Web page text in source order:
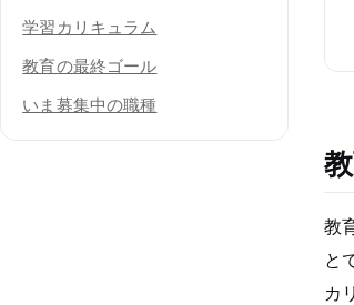
学習カリキュラム
教育の最終ゴール
いま募集中の職種
教
と
カ